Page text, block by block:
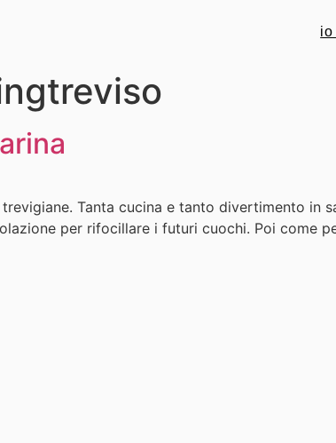
io
Tanta cucina e tanto divertimento in
per rifocillare i futuri cuochi. Poi come